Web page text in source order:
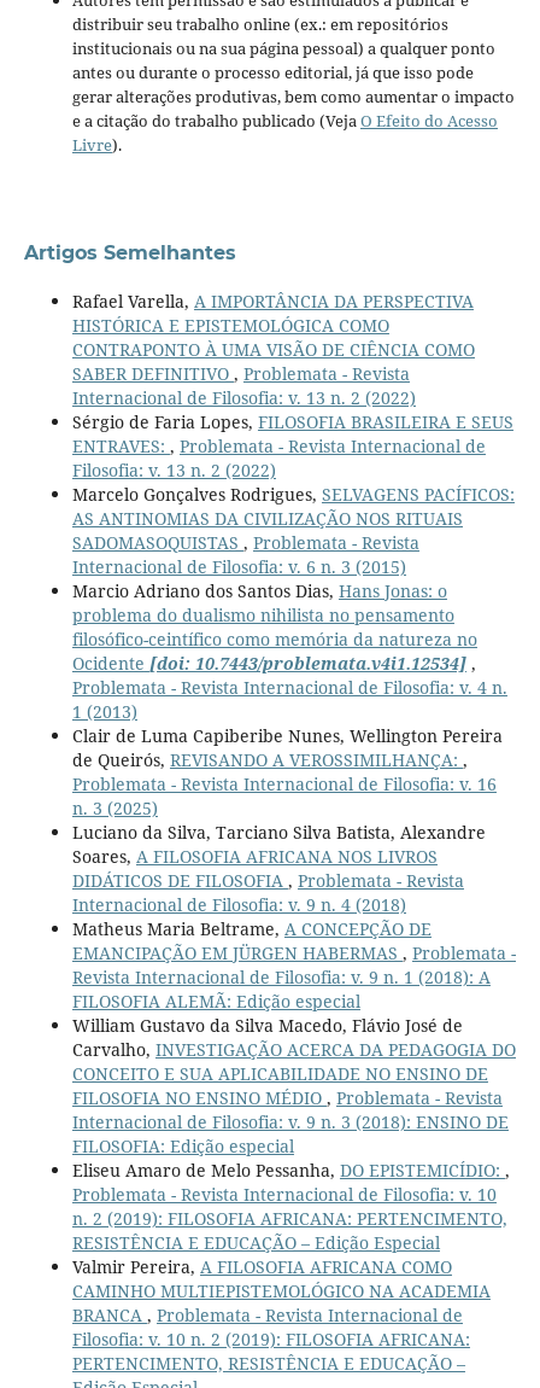
distribuir seu trabalho online (ex.: em repositórios
institucionais ou na sua página pessoal) a qualquer ponto
antes ou durante o processo editorial, já que isso pode
gerar alterações produtivas, bem como aumentar o impacto
e a citação do trabalho publicado (Veja O Efeito do Acesso
Livre).
Artigos Semelhantes
Rafael Varella, A IMPORTÂNCIA DA PERSPECTIVA
HISTÓRICA E EPISTEMOLÓGICA COMO
CONTRAPONTO À UMA VISÃO DE CIÊNCIA COMO
SABER DEFINITIVO , Problemata - Revista
Internacional de Filosofia: v. 13 n. 2 (2022)
Sérgio de Faria Lopes, FILOSOFIA BRASILEIRA E SEUS
ENTRAVES: , Problemata - Revista Internacional de
Filosofia: v. 13 n. 2 (2022)
Marcelo Gonçalves Rodrigues, SELVAGENS PACÍFICOS:
AS ANTINOMIAS DA CIVILIZAÇÃO NOS RITUAIS
SADOMASOQUISTAS , Problemata - Revista
Internacional de Filosofia: v. 6 n. 3 (2015)
Marcio Adriano dos Santos Dias, Hans Jonas: o
problema do dualismo nihilista no pensamento
filosófico-ceintífico como memória da natureza no
Ocidente [doi: 10.7443/problemata.v4i1.12534],
Problemata - Revista Internacional de Filosofia: v. 4 n.
1 (2013)
Clair de Luma Capiberibe Nunes, Wellington Pereira
de Queirós, REVISANDO A VEROSSIMILHANÇA: ,
Problemata - Revista Internacional de Filosofia: v. 16
n. 3 (2025)
Luciano da Silva, Tarciano Silva Batista, Alexandre
Soares, A FILOSOFIA AFRICANA NOS LIVROS
DIDÁTICOS DE FILOSOFIA , Problemata - Revista
Internacional de Filosofia: v. 9 n. 4 (2018)
Matheus Maria Beltrame, A CONCEPÇÃO DE
EMANCIPAÇÃO EM JÜRGEN HABERMAS , Problemata -
Revista Internacional de Filosofia: v. 9 n. 1 (2018): A
FILOSOFIA ALEMÃ: Edição especial
William Gustavo da Silva Macedo, Flávio José de
Carvalho, INVESTIGAÇÃO ACERCA DA PEDAGOGIA DO
CONCEITO E SUA APLICABILIDADE NO ENSINO DE
FILOSOFIA NO ENSINO MÉDIO , Problemata - Revista
Internacional de Filosofia: v. 9 n. 3 (2018): ENSINO DE
FILOSOFIA: Edição especial
Eliseu Amaro de Melo Pessanha, DO EPISTEMICÍDIO: ,
Problemata - Revista Internacional de Filosofia: v. 10
n. 2 (2019): FILOSOFIA AFRICANA: PERTENCIMENTO,
RESISTÊNCIA E EDUCAÇÃO – Edição Especial
Valmir Pereira, A FILOSOFIA AFRICANA COMO
CAMINHO MULTIEPISTEMOLÓGICO NA ACADEMIA
BRANCA , Problemata - Revista Internacional de
Filosofia: v. 10 n. 2 (2019): FILOSOFIA AFRICANA:
PERTENCIMENTO, RESISTÊNCIA E EDUCAÇÃO –